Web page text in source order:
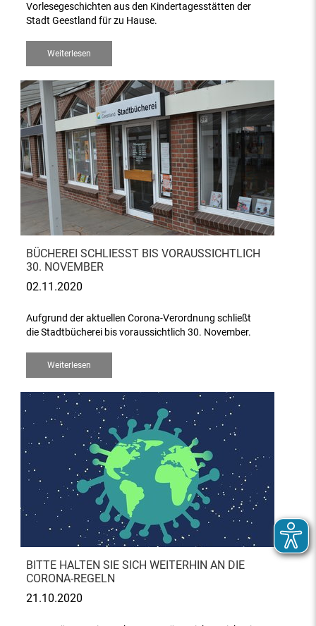
Vorlesegeschichten aus den Kindertagesstätten der
Stadt Geestland für zu Hause.
Weiterlesen
BÜCHEREI SCHLIESST BIS VORAUSSICHTLICH 3
0. NOVEMBER
02.11.2020
Aufgrund der aktuellen Corona-Verordnung schließt
die Stadtbücherei bis voraussichtlich 30. November.
Weiterlesen
BITTE HALTEN SIE SICH WEITERHIN AN DIE
CORONA-REGELN
21.10.2020